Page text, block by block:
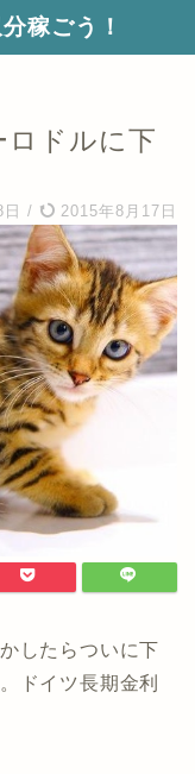
稼ごう！
ロドルに下
/ 2015年8月17日
したらついに下
ドイツ長期金利